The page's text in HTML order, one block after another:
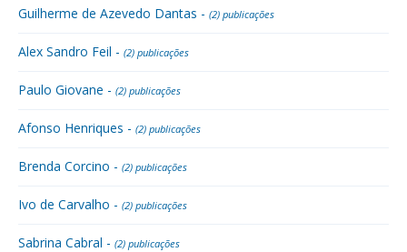
Guilherme de Azevedo Dantas - (2) publicações
Alex Sandro Feil - (2) publicações
Paulo Giovane - (2) publicações
Afonso Henriques - (2) publicações
Brenda Corcino - (2) publicações
Ivo de Carvalho - (2) publicações
Sabrina Cabral - (2) publicações